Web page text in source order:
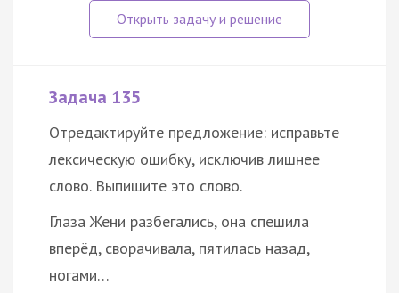
Задача 135
Отредактируйте предложение: исправьте
лексическую ошибку, исключив лишнее
слово. Выпишите это слово.
Глаза Жени разбегались, она спешила
вперёд, сворачивала, пятилась назад,
ногами…